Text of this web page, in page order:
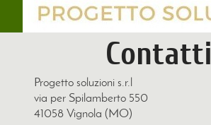
Contatti
Progetto soluzioni s.r.l
via per Spilamberto 550
41058 Vignola (MO)